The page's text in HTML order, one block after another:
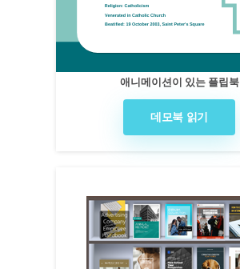
애니메이션이 있는 플립북
데모북 읽기